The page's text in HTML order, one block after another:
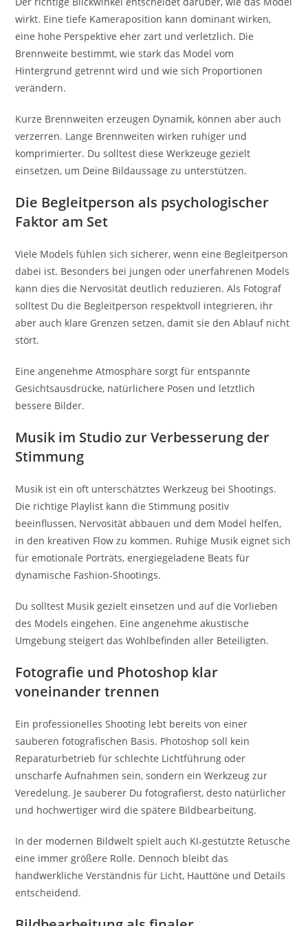
wirkt. Eine tiefe Kameraposition kann dominant wirken,
eine hohe Perspektive eher zart und verletzlich. Die
Brennweite bestimmt, wie stark das Model vom
Hintergrund getrennt wird und wie sich Proportionen
verändern.
Kurze Brennweiten erzeugen Dynamik, können aber auch
verzerren. Lange Brennweiten wirken ruhiger und
komprimierter. Du solltest diese Werkzeuge gezielt
einsetzen, um Deine Bildaussage zu unterstützen.
Die Begleitperson als psychologischer
Faktor am Set
Viele Models fühlen sich sicherer, wenn eine Begleitperson
dabei ist. Besonders bei jungen oder unerfahrenen Models
kann dies die Nervosität deutlich reduzieren. Als Fotograf
solltest Du die Begleitperson respektvoll integrieren, ihr
aber auch klare Grenzen setzen, damit sie den Ablauf nicht
stört.
Eine angenehme Atmosphäre sorgt für entspannte
Gesichtsausdrücke, natürlichere Posen und letztlich
bessere Bilder.
Musik im Studio zur Verbesserung der
Stimmung
Musik ist ein oft unterschätztes Werkzeug bei Shootings.
Die richtige Playlist kann die Stimmung positiv
beeinflussen, Nervosität abbauen und dem Model helfen,
in den kreativen Flow zu kommen. Ruhige Musik eignet sich
für emotionale Porträts, energiegeladene Beats für
dynamische Fashion-Shootings.
Du solltest Musik gezielt einsetzen und auf die Vorlieben
des Models eingehen. Eine angenehme akustische
Umgebung steigert das Wohlbefinden aller Beteiligten.
Fotografie und Photoshop klar
voneinander trennen
Ein professionelles Shooting lebt bereits von einer
sauberen fotografischen Basis. Photoshop soll kein
Reparaturbetrieb für schlechte Lichtführung oder
unscharfe Aufnahmen sein, sondern ein Werkzeug zur
Veredelung. Je sauberer Du fotografierst, desto natürlicher
und hochwertiger wird die spätere Bildbearbeitung.
In der modernen Bildwelt spielt auch KI-gestützte Retusche
eine immer größere Rolle. Dennoch bleibt das
handwerkliche Verständnis für Licht, Hauttöne und Details
entscheidend.